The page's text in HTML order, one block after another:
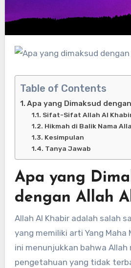
Table of Contents
Apa yang Dimaksud
Sifat-Sifat Allah Al
Hikmah di Balik Nama
Kesimpulan
Tanya Jawab
Apa yang
dengan Allah
Allah Al Khabir adalah salah
yang memiliki arti Yang Maha
ini menunjukkan bahwa Allah
pengetahuan yang tidak